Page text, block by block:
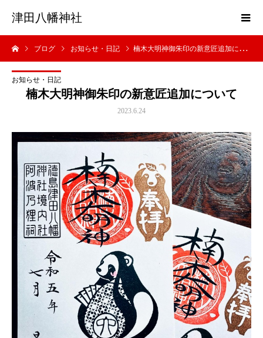
津田八幡神社
ブログ お知らせ・日記 楠木大明神御朱印の新意匠追加について
お知らせ・日記
楠木大明神御朱印の新意匠追加について
2023.6.24